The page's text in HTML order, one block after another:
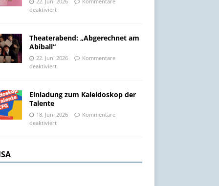
deaktiviert
Theaterabend: „Abgerechnet am
Abiball“
22. Juni 2026
Kommentare
deaktiviert
Einladung zum Kaleidoskop der
Talente
18. Juni 2026
Kommentare
deaktiviert